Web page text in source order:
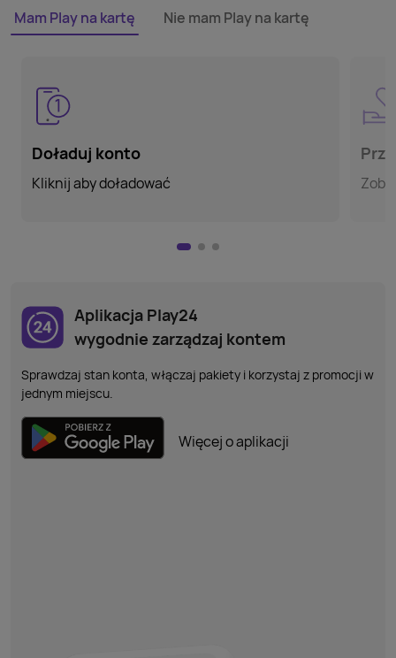
Mam Play na kartę Nie mam Play na kartę
Doładuj konto
Kliknij aby doładować
Aplikacja Play24
wygodnie zarządzaj kontem
Sprawdzaj stan konta, włączaj pakiety i korzystaj z promocji w
jednym miejscu.
Więcej o aplikacji